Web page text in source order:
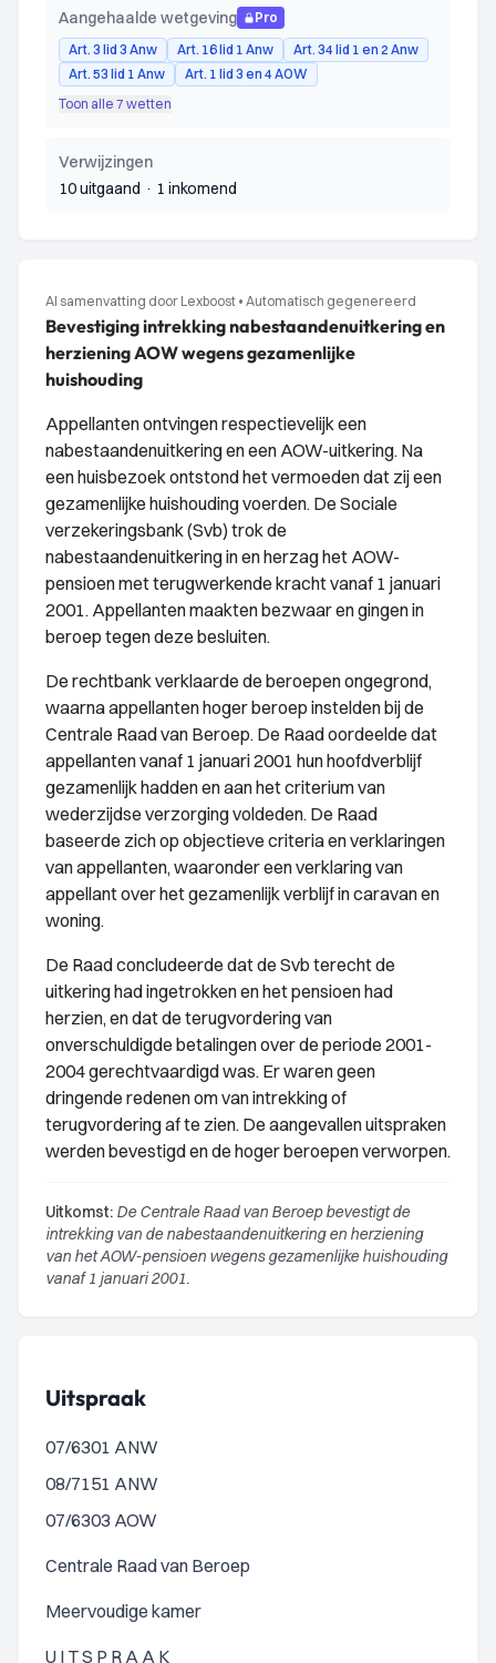
Aangehaalde wetgeving
Pro
Art. 3 lid 3 Anw
Art. 16 lid 1 Anw
Art. 34 lid 1 en 2 Anw
Art. 53 lid 1 Anw
Art. 1 lid 3 en 4 AOW
Toon alle 7 wetten
Verwijzingen
10 uitgaand · 1 inkomend
AI samenvatting door Lexboost • Automatisch gegenereerd
Bevestiging intrekking nabestaandenuitkering en
herziening AOW wegens gezamenlijke
huishouding
Appellanten ontvingen respectievelijk een
nabestaandenuitkering en een AOW-uitkering. Na
een huisbezoek ontstond het vermoeden dat zij een
gezamenlijke huishouding voerden. De Sociale
verzekeringsbank (Svb) trok de
nabestaandenuitkering in en herzag het AOW-
pensioen met terugwerkende kracht vanaf 1 januari
2001. Appellanten maakten bezwaar en gingen in
beroep tegen deze besluiten.
De rechtbank verklaarde de beroepen ongegrond,
waarna appellanten hoger beroep instelden bij de
Centrale Raad van Beroep. De Raad oordeelde dat
appellanten vanaf 1 januari 2001 hun hoofdverblijf
gezamenlijk hadden en aan het criterium van
wederzijdse verzorging voldeden. De Raad
baseerde zich op objectieve criteria en verklaringen
van appellanten, waaronder een verklaring van
appellant over het gezamenlijk verblijf in caravan en
woning.
De Raad concludeerde dat de Svb terecht de
uitkering had ingetrokken en het pensioen had
herzien, en dat de terugvordering van
onverschuldigde betalingen over de periode 2001-
2004 gerechtvaardigd was. Er waren geen
dringende redenen om van intrekking of
terugvordering af te zien. De aangevallen uitspraken
werden bevestigd en de hoger beroepen verworpen.
Uitkomst: De Centrale Raad van Beroep bevestigt de
intrekking van de nabestaandenuitkering en herziening
van het AOW-pensioen wegens gezamenlijke huishouding
vanaf 1 januari 2001.
Uitspraak
07/6301 ANW
08/7151 ANW
07/6303 AOW
Centrale Raad van Beroep
Meervoudige kamer
U I T S P R A A K